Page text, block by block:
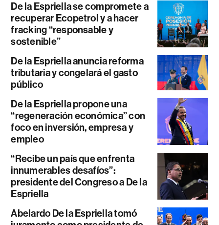
De la Espriella se compromete a
recuperar Ecopetrol y a hacer
fracking “responsable y
sostenible”
De la Espriella anuncia reforma
tributaria y congelará el gasto
público
De la Espriella propone una
“regeneración económica” con
foco en inversión, empresa y
empleo
“Recibe un país que enfrenta
innumerables desafíos”:
presidente del Congreso a De la
Espriella
Abelardo De la Espriella tomó